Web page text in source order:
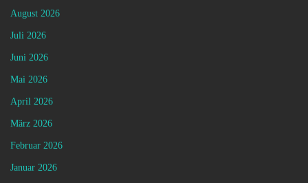
August 2026
Juli 2026
Juni 2026
Mai 2026
April 2026
März 2026
Februar 2026
Januar 2026